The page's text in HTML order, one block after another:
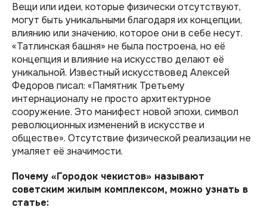
Вещи или идеи, которые физически отсутствуют,
могут быть уникальными благодаря их концепции,
влиянию или значению, которое они в себе несут.
«Татлинская башня» не была построена, но её
концепция и влияние на искусство делают её
уникальной. Известный искусствовед Алексей
Федоров писал: «Памятник Третьему
интернационалу не просто архитектурное
сооружение. Это манифест новой эпохи, символ
революционных изменений в искусстве и
обществе». Отсутствие физической реализации не
умаляет её значимости.
Почему «Городок чекистов» называют
советским жилым комплексом, можно узнать в
статье: